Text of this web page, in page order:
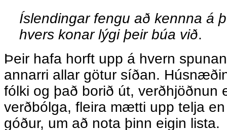
Íslendingar fengu að kennna á
hvers konar lýgi þeir búa við.
Þeir hafa horft upp á hvern
annarri allar götur síðan.
fólki og það borið út, verðhjöðnun
verðbólga, fleira mætti upp telja
góður, um að nota þinn eigin lista.